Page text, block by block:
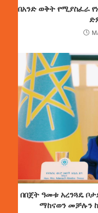
በአንድ ወቅት የሚያስፈራ
በበጀት ዓመቱ አረንጓዴ
ማከናወን መቻሉን